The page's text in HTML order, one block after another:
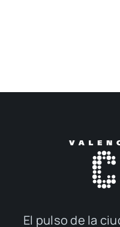
El pul­so de la